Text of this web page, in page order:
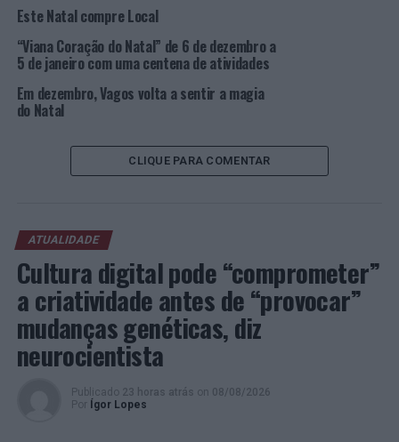
Foto: CMAV.
TÓPICOS RELACIONADOS: ALBERGARIA-A-VELHA
PRÓXIMO
NÃO PERCA
Este Natal compre Local
“Viana Coração do Natal” de 6 de dezembro a
5 de janeiro com uma centena de atividades
Em dezembro, Vagos volta a sentir a magia
do Natal
CLIQUE PARA COMENTAR
ATUALIDADE
Cultura digital pode “comprometer”
a criatividade antes de “provocar”
mudanças genéticas, diz
neurocientista
Publicado 23 horas atrás on 08/08/2026
Por
Ígor Lopes